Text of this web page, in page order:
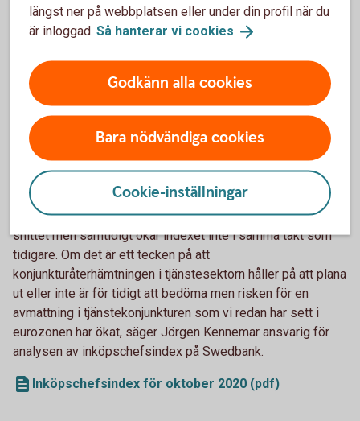
backade, säger Jörgen Kennemar, ansvarig för analysen av
inköpschefsindex på Swedbank.
Inköpschefsindex för november 2020 (pdf)
PMI–tjänster ökade till 55,0 i oktober:
återhämtningen saktar in
Inköpschefsindex för privata tjänstesektorn (PMI–tjänster)
steg med måttliga 0,3 indexenheter i oktober till 55,0
jämfört med september. Indexet är i nivå med det historiska
snittet men samtidigt ökar indexet inte i samma takt som
tidigare. Om det är ett tecken på att
konjunkturåterhämtningen i tjänstesektorn håller på att plana
ut eller inte är för tidigt att bedöma men risken för en
avmattning i tjänstekonjunkturen som vi redan har sett i
eurozonen har ökat, säger Jörgen Kennemar ansvarig för
analysen av inköpschefsindex på Swedbank.
Inköpschefsindex för oktober 2020 (pdf)
längst ner på webbplatsen eller under din profil när du
är inloggad. Så hanterar vi cookies
Godkänn alla cookies
Bara nödvändiga cookies
Cookie-inställningar